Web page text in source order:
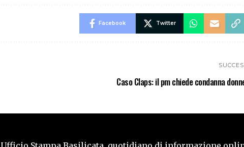
Facebook Twitter
Caso Claps: il pm chiede condanna